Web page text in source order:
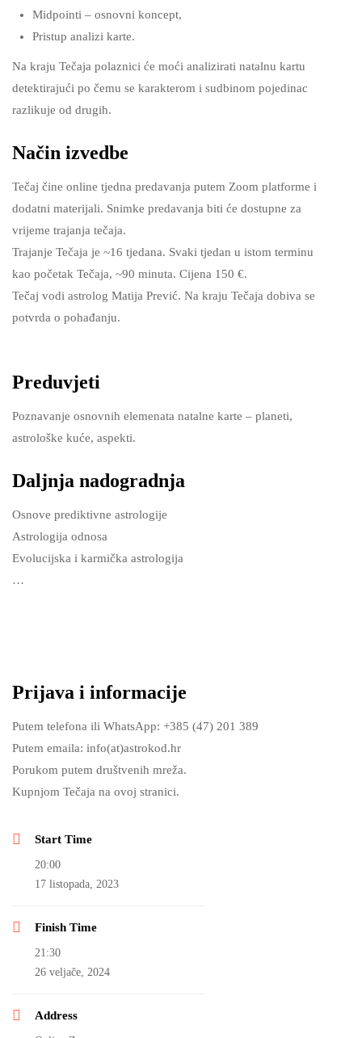
Midpointi – osnovni koncept,
Pristup analizi karte.
Na kraju Tečaja polaznici će moći analizirati natalnu kartu
detektirajući po čemu se karakterom i sudbinom pojedinac
razlikuje od drugih.
Način izvedbe
Tečaj čine online tjedna predavanja putem Zoom platforme i
dodatni materijali. Snimke predavanja biti će dostupne za
vrijeme trajanja tečaja.
Trajanje Tečaja je ~16 tjedana. Svaki tjedan u istom terminu
kao početak Tečaja, ~90 minuta. Cijena 150 €.
Tečaj vodi astrolog Matija Prević. Na kraju Tečaja dobiva se
potvrda o pohađanju.
Preduvjeti
Poznavanje osnovnih elemenata natalne karte – planeti,
astrološke kuće, aspekti.
Daljnja nadogradnja
Osnove prediktivne astrologije
Astrologija odnosa
Evolucijska i karmička astrologija
…
Prijava i informacije
Putem telefona ili WhatsApp: +385 (47) 201 389
Putem emaila: info(at)astrokod.hr
Porukom putem društvenih mreža.
Kupnjom Tečaja na ovoj stranici.
Start Time
20:00
17 listopada, 2023
Finish Time
21:30
26 veljače, 2024
Address